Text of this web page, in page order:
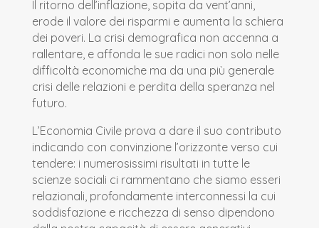
Il ritorno dell’inflazione, sopita da vent’anni,
erode il valore dei risparmi e aumenta la schiera
dei poveri. La crisi demografica non accenna a
rallentare, e affonda le sue radici non solo nelle
difficoltà economiche ma da una più generale
crisi delle relazioni e perdita della speranza nel
futuro.
L’Economia Civile prova a dare il suo contributo
indicando con convinzione l’orizzonte verso cui
tendere: i numerosissimi risultati in tutte le
scienze sociali ci rammentano che siamo esseri
relazionali, profondamente interconnessi la cui
soddisfazione e ricchezza di senso dipendono